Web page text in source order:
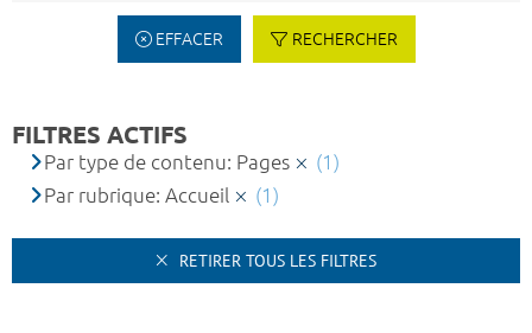
EFFACER RECHERCHER
FILTRES ACTIFS
Par type de contenu: Pages
(1)
Par rubrique: Accueil
(1)
RETIRER TOUS LES FILTRES